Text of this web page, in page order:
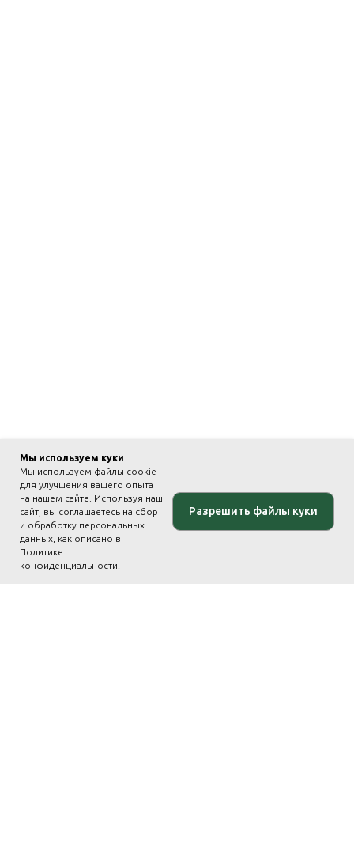
Мы используем куки
Мы используем файлы cookie
для улучшения вашего опыта
на нашем сайте. Используя наш
сайт, вы соглашаетесь на сбор
и обработку персональных
данных, как описано в
Политике
конфиденциальности.
Разрешить файлы куки